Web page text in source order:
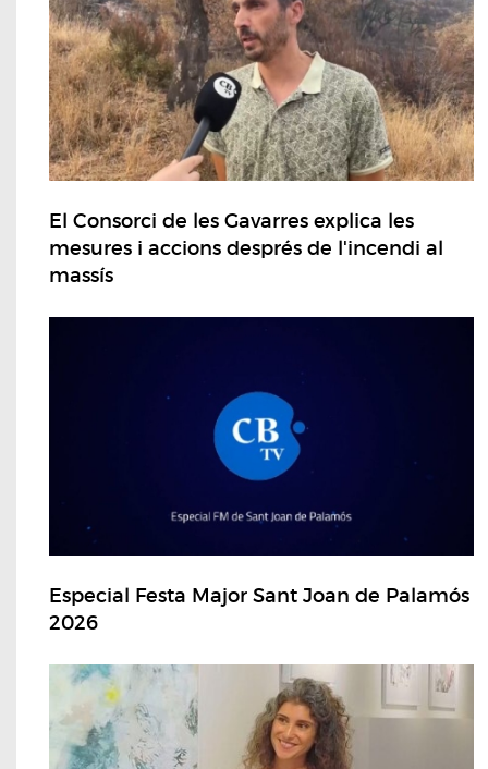
El Consorci de les Gavarres explica les
mesures i accions després de l'incendi al
massís
Especial Festa Major Sant Joan de Palamós
2026